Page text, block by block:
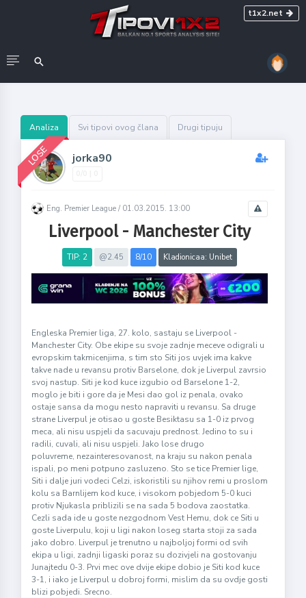
t1x2.net
Analiza Svi tipovi ovog člana Drugi tipuju
LOSE jorka90
Eng. Premier League / 01.03.2015. 13:00
Liverpool - Manchester City
TIP: 2 @2.45 8/10 Kladionicaa: Unibet
Engleska Premier liga, 27. kolo, sastaju se Liverpool -
Manchester City. Obe ekipe su svoje zadnje meceve odigrali u
evropskim takmicenjima, s tim sto Siti jos uvjek ima kakve
takve nade u revansu protiv Barselone, dok je Liverpul zavrsio
svoj nastup. Siti je kod kuce izgubio od Barselone 1-2,
moglo je biti i gore da je Mesi dao gol iz penala, ovako
ostaje sansa da mogu nesto napraviti u revansu. Sa druge
strane Liverpul je otisao u goste Besiktasu sa 1-0 iz prvog
meca, ali nisu uspjeli da sacuvaju prednost. Jedino to su i
radili, cuvali, ali nisu uspjeli. Jako lose drugo
poluvreme, nezainteresovanost, na kraju su nakon penala
ispali, po meni potpuno zasluzeno. Sto se tice Premier lige,
Siti i dalje juri vodeci Celzi, iskoristili su njihov remi u proslom
kolu sa Barnlijem kod kuce, i visokom pobjedom 5-0 kuci
protiv Njukasla priblizili se na sada 5 bodova zaostatka.
Cezli sada ide u goste nezgodnom Vest Hemu, dok ce Siti u
goste Liverpulu, koji u ligi nakon loseg starta stoji za sada
jako dobro. Liverpul je trenutno u najboljoj formi od svih
ekipa u ligi, zadnji ligaski poraz su dozivjeli na gostovanju
Junajtedu 0-3. Prvi mec ove dvije ekipe dobio je Siti kod kuce
3-1, i iako je Liverpul u dobroj formi, mislim da su ovdje gosti
blizi pobjedi. Srecno.